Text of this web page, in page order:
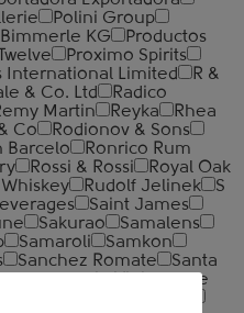
Polini Group
KG
Productos
Proximo Spirits
International Limited
R &
& Co. Ltd
Radico
Martin Reyka
Rhea
Co
Rodionov & Sons
Barcelo
Ronrico Rum
Rossi & Rossi
Royal Oak
Whiskey Rudolf Jelinek
S
Saint James
Sakurao
Samalens
Samaroli
Samkon
Sanchez Romate
Santa
Compagnie Vinicole De